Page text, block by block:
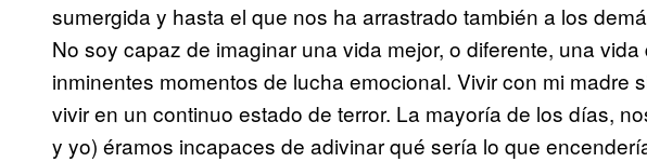
sumergida y hasta el que nos ha arrastrado también a los
No soy capaz de imaginar una vida mejor, o diferente, una
inminentes momentos de lucha emocional. Vivir con mi madre
vivir en un continuo estado de terror. La mayoría de los días,
y yo) éramos incapaces de adivinar qué sería lo que